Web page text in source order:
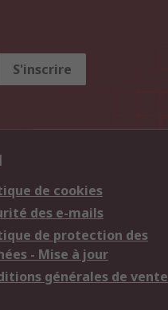
S'inscrire
de cookies
des e-mails
de protection des
- Mise à jour
générales de vente